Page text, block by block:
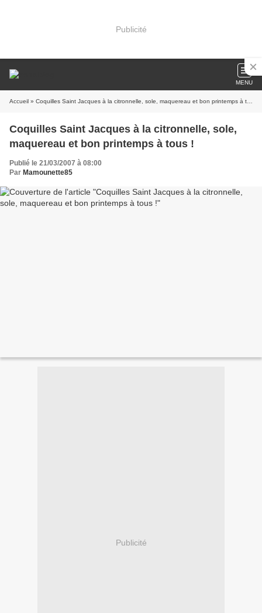
Publicité
MENU
Accueil » Coquilles Saint Jacques à la citronnelle, sole, maquereau et bon printemps à tous !
Coquilles Saint Jacques à la citronnelle, sole,
maquereau et bon printemps à tous !
Publié le 21/03/2007 à 08:00
Par Mamounette85
Publicité